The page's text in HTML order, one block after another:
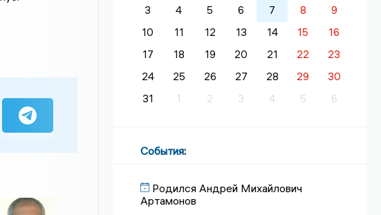
3
4 5 6 7 8
9
10
11 12 13 14 15
16
17
18 19 20 21 22
23
24
25 26 27 28 29
30
31
1 2 3 4 5 6
События:
Родился Андрей Михайлович
Артамонов